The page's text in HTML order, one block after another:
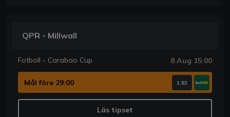
QPR - Millwall
Fotboll - Carabao Cup 8 Aug 15:00
Mål före 29:00 1.83
Läs tipset